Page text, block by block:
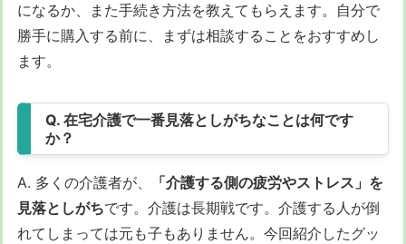
になるか、また手続き方法を教えてもらえます。自分で
勝手に購入する前に、まずは相談することをおすすめし
ます。
Q. 在宅介護で一番見落としがちなことは何です
か？
A. 多くの介護者が、
「介護する側の疲労やストレス」を
見落としがちです。介護は長期戦です。介護する人が倒
れてしまっては元も子もありません。今回紹介したグッ